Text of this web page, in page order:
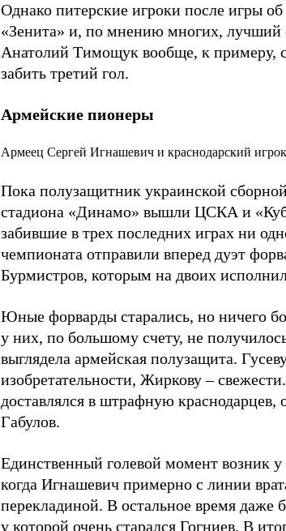
Однако питерские игроки после игры
«Зенита» и, по мнению многих, лучший
Анатолий Тимощук вообще, к примеру,
забить третий гол.
Армейские пионеры
Армеец Сергей Игнашевич и краснодарский
Пока полузащитник украинской
стадиона «Динамо» вышли ЦСКА и
забившие в трех последних играх ни
чемпионата отправили вперед дуэт
Бурмистров, которым на двоих
Юные форварды старались, но ничего
у них, по большому счету, не
выглядела армейская полузащита.
изобретательности, Жиркову –
доставлялся в штрафную краснодарцев,
Габулов.
Единственный голевой момент возник у
когда Игнашевич примерно с линии
перекладиной. В остальное время даже
у которой очень старался Гогниев. В